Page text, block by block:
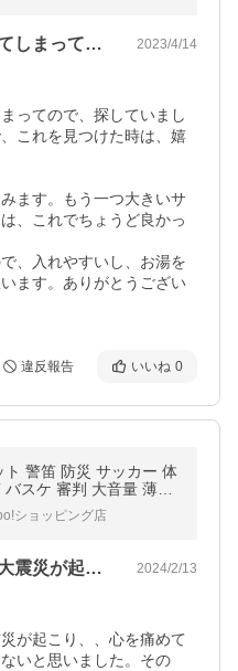
使っていた、急須が、割れてしまってので… 2023/4/14
ってので、探していまし
これを見つけた時は、嬉
ます。もう一つ大きいサ
、これでちょうど良かっ
、入れやすいし、お湯を
ます。ありがとうござい
違反報告 いいね 0
ト 警笛 防災 サッカー 体
スケ 審判 大音量 薄型
キャンプ 小さい 熊よ
ール
ショッピング店
今年の元旦から、能登半島大震災が起こり… 2024/2/13
が起こり、、心を痛めて
いと思いました。その